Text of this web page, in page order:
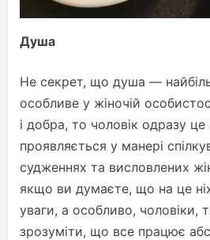
Душа
Не секрет, що душа —
особливе у жіночій
і добра, то чоловік одразу
проявляється у манері
судженнях та висловлених
якщо ви думаєте, що на це
уваги, а особливо, чоловіки,
зрозуміти, що все працює